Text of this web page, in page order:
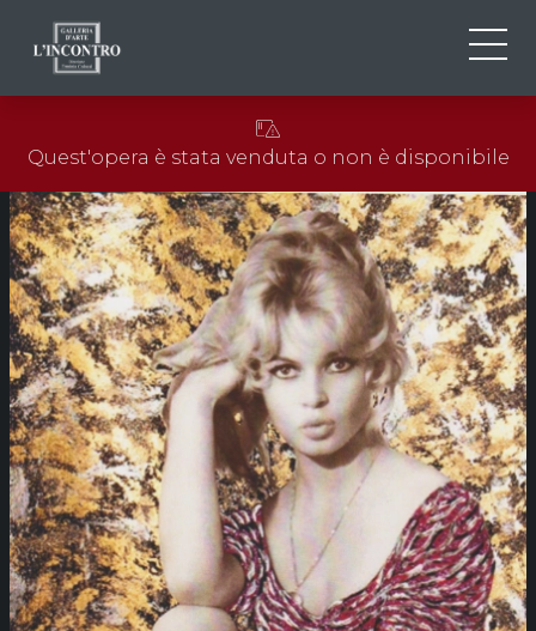
EN
FR
NEWS ED EVENTI
ARTISTI E OPERE
MOSTRE
CONTATTI
Quest'opera è stata venduta o non è disponibile